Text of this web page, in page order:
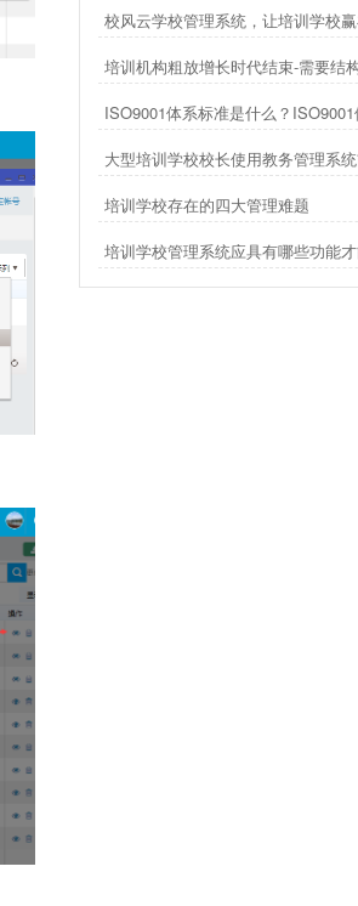
校风云学校管理系统，让培训学校
线”上
培训机构粗放增长时代结束-需要结
ISO9001体系标准是什么？
有什么用？
大型培训学校校长使用教务管理系
培训学校存在的四大管理难题
培训学校管理系统应具有哪些功能